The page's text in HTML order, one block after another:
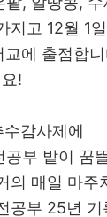
지고 12월 1
교에 출점합
!
감사제에
공부 밭이 꿈
의 매일 마주
공부 25년 기